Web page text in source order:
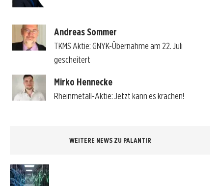
Andreas Sommer
TKMS Aktie: GNYK-Übernahme am 22. Juli
gescheitert
Mirko Hennecke
Rheinmetall-Aktie: Jetzt kann es krachen!
WEITERE NEWS ZU PALANTIR